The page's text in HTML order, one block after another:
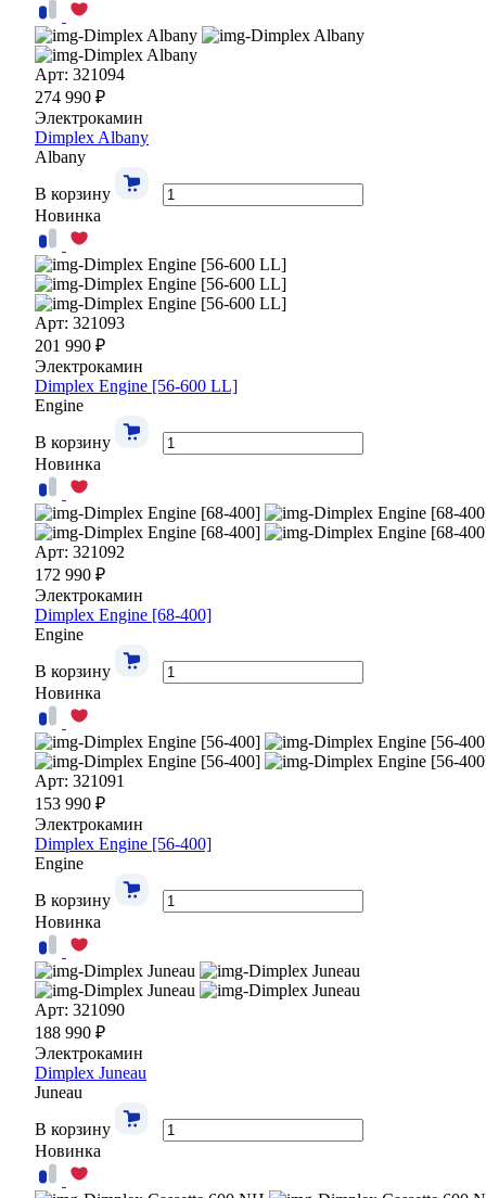
Арт: 321094
274 990 ₽
Электрокамин
Dimplex Albany
Albany
В корзину
Новинка
Арт: 321093
201 990 ₽
Электрокамин
Dimplex Engine [56-600 LL]
Engine
В корзину
Новинка
Арт: 321092
172 990 ₽
Электрокамин
Dimplex Engine [68-400]
Engine
В корзину
Новинка
Арт: 321091
153 990 ₽
Электрокамин
Dimplex Engine [56-400]
Engine
В корзину
Новинка
Арт: 321090
188 990 ₽
Электрокамин
Dimplex Juneau
Juneau
В корзину
Новинка